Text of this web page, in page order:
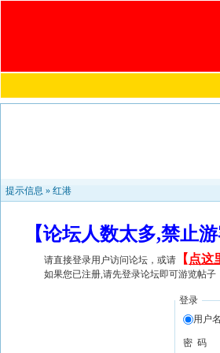
提示信息 » 红港
【论坛人数太多,禁止
请直接登录用户访问论坛，或请 【 点这
如果您已注册,请先登录论坛即可游览帖子
登录
用户名
密 码